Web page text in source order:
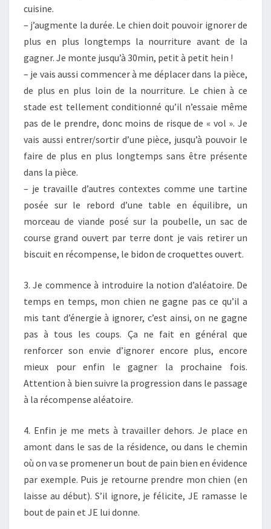
cuisine.
– j’augmente la durée. Le chien doit pouvoir ignorer de
plus en plus longtemps la nourriture avant de la
gagner. Je monte jusqu’à 30min, petit à petit hein !
– je vais aussi commencer à me déplacer dans la pièce,
de plus en plus loin de la nourriture. Le chien à ce
stade est tellement conditionné qu’il n’essaie même
pas de le prendre, donc moins de risque de « vol ». Je
vais aussi entrer/sortir d’une pièce, jusqu’à pouvoir le
faire de plus en plus longtemps sans être présente
dans la pièce.
– je travaille d’autres contextes comme une tartine
posée sur le rebord d’une table en équilibre, un
morceau de viande posé sur la poubelle, un sac de
course grand ouvert par terre dont je vais retirer un
biscuit en récompense, le bidon de croquettes ouvert.
3. Je commence à introduire la notion d’aléatoire. De
temps en temps, mon chien ne gagne pas ce qu’il a
mis tant d’énergie à ignorer, c’est ainsi, on ne gagne
pas à tous les coups. Ça ne fait en général que
renforcer son envie d’ignorer encore plus, encore
mieux pour enfin le gagner la prochaine fois.
Attention à bien suivre la progression dans le passage
à la récompense aléatoire.
4. Enfin je me mets à travailler dehors. Je place en
amont dans le sas de la résidence, ou dans le chemin
où on va se promener un bout de pain bien en évidence
par exemple. Puis je retourne prendre mon chien (en
laisse au début). S’il ignore, je félicite, JE ramasse le
bout de pain et JE lui donne.